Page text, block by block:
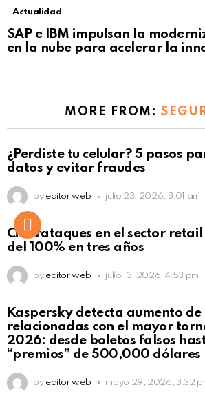
Not Safe For Work
Click to view this post
Actualidad
SAP e IBM impulsan la
en la nube para acelerar la
MORE FROM:
¿Perdiste tu celular? 5 pasos
datos y evitar fraudes
by editor web julio 23, 2026, 8:01 am
Ciberataques en el sector
del 100% en tres años
by editor web julio 13, 2026, 4:53 pm
Kaspersky detecta aumento de
relacionadas con el mayor
2026: desde boletos falsos
“premios” de 500,000 dólares
by editor web mayo 29, 2026, 3:32